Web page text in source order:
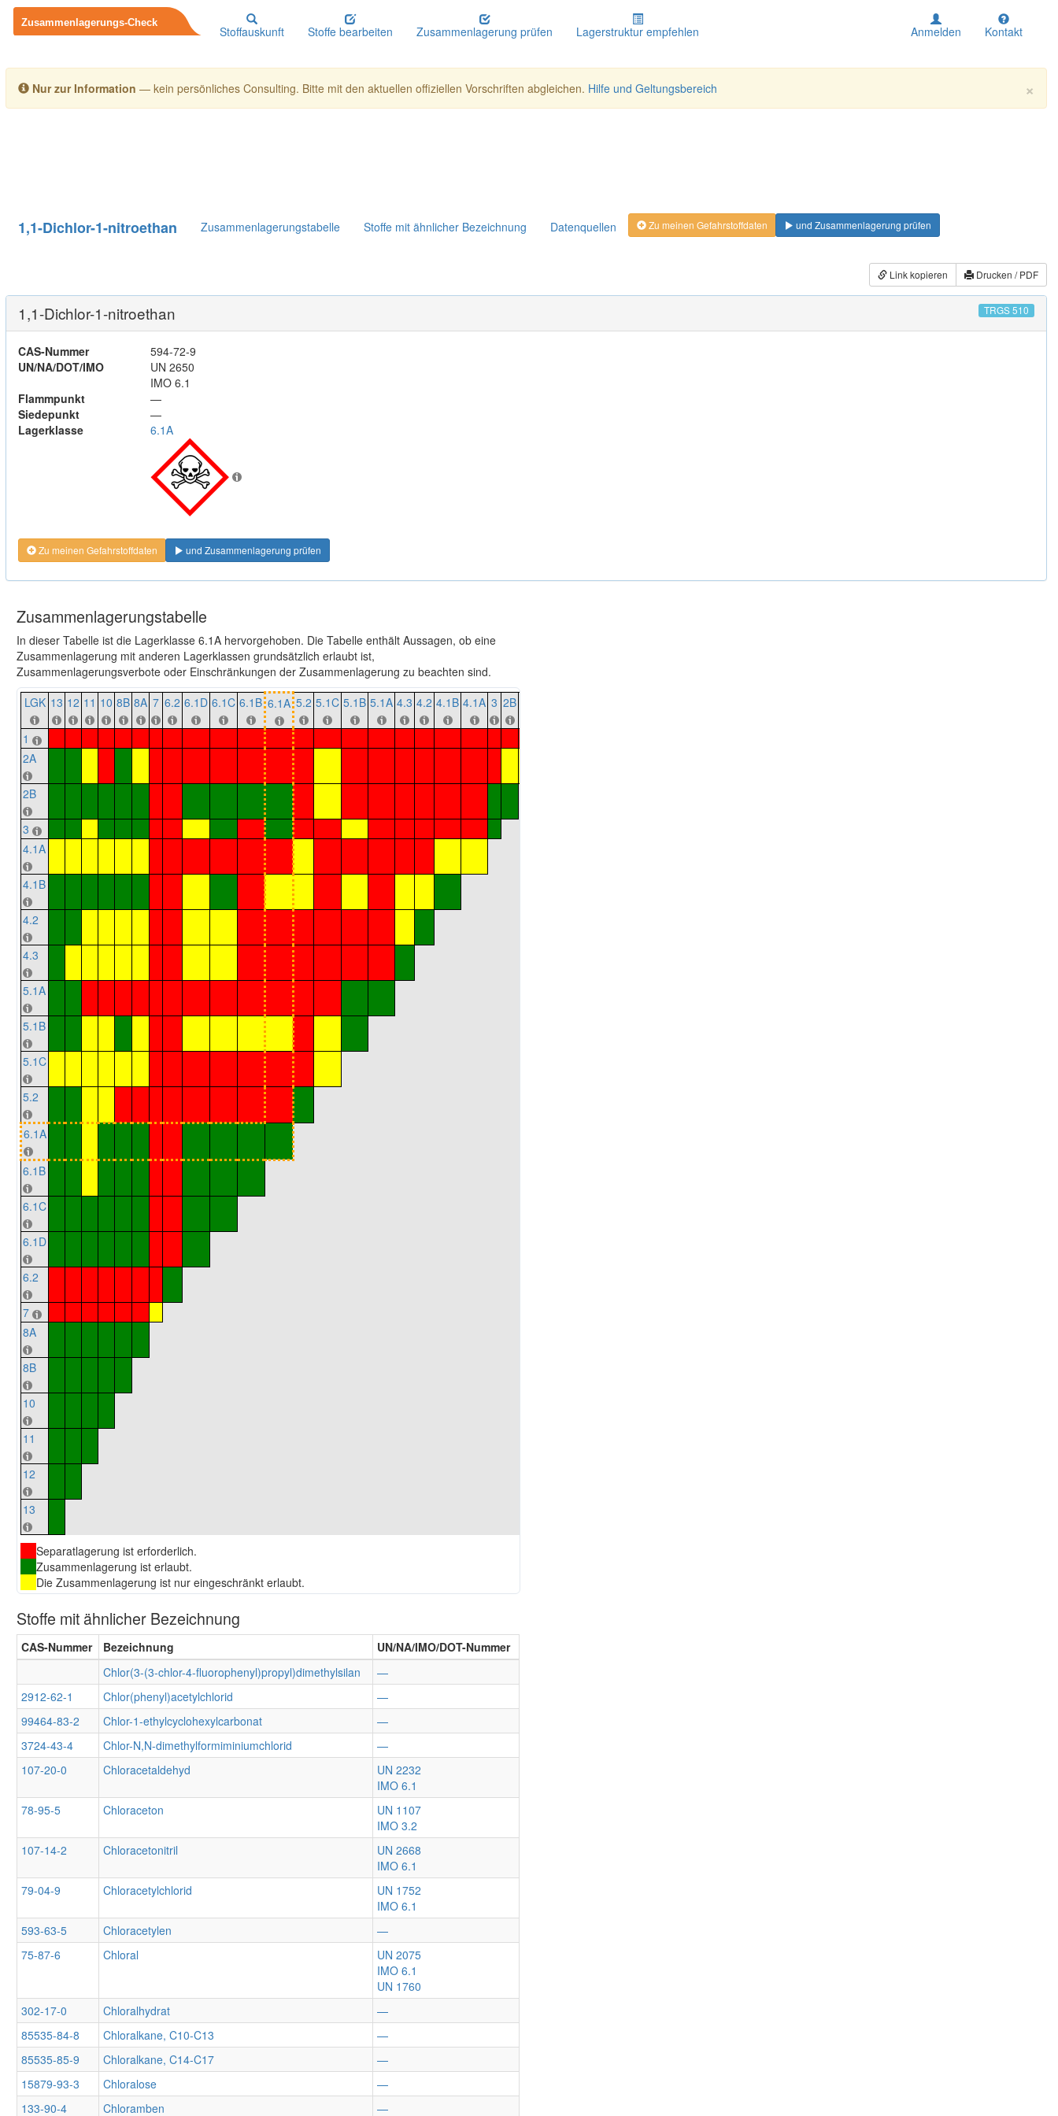
Stoffauskunft Stoffe bearbeiten Zusammenlagerung prüfen Lagerstruktur empfehlen Anmelden Kontakt
×
Nur zur Information — kein persönliches Consulting. Bitte mit den aktuellen offiziellen Vorschriften abgleichen. Hilfe und Geltungsbereich
1,1-Dichlor-1-nitroethan Zusammenlagerungstabelle Stoffe mit ähnlicher Bezeichnung Datenquellen Zu meinen Gefahrstoffdaten und Zusammenlagerung prüfen
Link kopieren Drucken / PDF
1,1-Dichlor-1-nitroethan TRGS 510
CAS-Nummer
594-72-9
UN/NA/DOT/IMO
UN 2650
IMO 6.1
Flammpunkt
—
Siedepunkt
—
Lagerklasse
6.1A
Zu meinen Gefahrstoffdaten und Zusammenlagerung prüfen
Zusammenlagerungstabelle
In dieser Tabelle ist die Lagerklasse 6.1A hervorgehoben. Die Tabelle enthält Aussagen, ob eine
Zusammenlagerung mit anderen Lagerklassen grundsätzlich erlaubt ist,
Zusammenlagerungsverbote oder Einschränkungen der Zusammenlagerung zu beachten sind.
LGK 13 12 11 10 8B 8A 7 6.2 6.1D 6.1C 6.1B 6.1A 5.2 5.1C 5.1B 5.1A 4.3 4.2 4.1B 4.1A 3 2B
1
2A
2B
3
4.1A
4.1B
4.2
4.3
5.1A
5.1B
5.1C
5.2
6.1A
6.1B
6.1C
6.1D
6.2
7
8A
8B
10
11
12
13
Separatlagerung ist erforderlich.
Zusammenlagerung ist erlaubt.
Die Zusammenlagerung ist nur eingeschränkt erlaubt.
Stoffe mit ähnlicher Bezeichnung
CAS-Nummer Bezeichnung
UN/NA/IMO/DOT-Nummer
Chlor(3-(3-chlor-4-fluorophenyl)propyl)dimethylsilan
—
2912-62-1
Chlor(phenyl)acetylchlorid
—
99464-83-2
Chlor-1-ethylcyclohexylcarbonat
—
3724-43-4
Chlor-N,N-dimethylformiminiumchlorid
—
107-20-0
Chloracetaldehyd
UN 2232
IMO 6.1
78-95-5
Chloraceton
UN 1107
IMO 3.2
107-14-2
Chloracetonitril
UN 2668
IMO 6.1
79-04-9
Chloracetylchlorid
UN 1752
IMO 6.1
593-63-5
Chloracetylen
—
75-87-6
Chloral
UN 2075
IMO 6.1
UN 1760
302-17-0
Chloralhydrat
—
85535-84-8
Chloralkane, C10-C13
—
85535-85-9
Chloralkane, C14-C17
—
15879-93-3
Chloralose
—
133-90-4
Chloramben —